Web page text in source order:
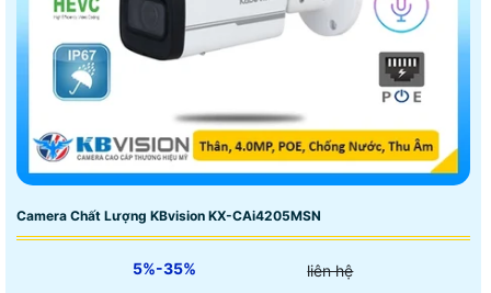
Camera Chất Lượng KBvision KX-CAi4205MSN
5%-35% liên hệ